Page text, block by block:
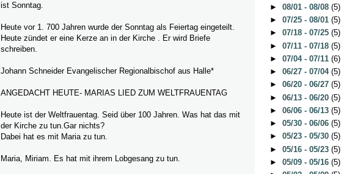
ist Sonntag.
Heute vor 1. 700 Jahren wurde der Sonntag als Feiertag eingeteilt.
Heute zündet er eine Kerze an in der Kirche . Er wird Briefe
schreiben.
Johann Schneider Evangelischer Regionalbischof aus Halle*
ANGEDACHT HEUTE- MARIAS LIED ZUM WELTFRAUENTAG
Heute ist der Weltfrauentag. Seid über 100 Jahren. Was hat das mit
der Kirche zu tun.Gar nichts?
Dabei hat es mit Maria zu tun.
Maria, Miriam. Es hat mit ihrem Lobgesang zu tun.
► 08/01 - 08/08 (5)
► 07/25 - 08/01 (5)
► 07/18 - 07/25 (5)
► 07/11 - 07/18 (5)
► 07/04 - 07/11 (6)
► 06/27 - 07/04 (5)
► 06/20 - 06/27 (5)
► 06/13 - 06/20 (5)
► 06/06 - 06/13 (5)
► 05/30 - 06/06 (5)
► 05/23 - 05/30 (5)
► 05/16 - 05/23 (5)
► 05/09 - 05/16 (5)